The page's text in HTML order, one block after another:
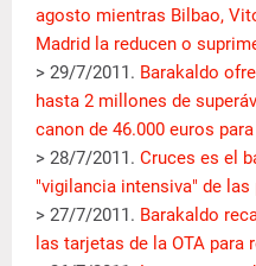
agosto mientras Bilbao,
Madrid la reducen o
> 29/7/2011. Barakaldo
hasta 2 millones de
canon de 46.000 euros
> 28/7/2011. Cruces es el
"vigilancia intensiva" de las
> 27/7/2011. Barakaldo
las tarjetas de la OTA para